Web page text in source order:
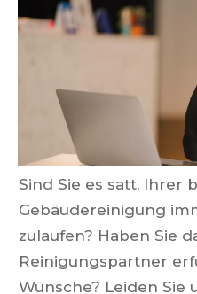
Sind Sie es satt, Ihrer
Gebäudereinigung
zulaufen? Haben Sie
Reinigungspartner
Wünsche? Leiden Sie